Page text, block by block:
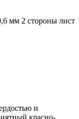
мм 2 стороны лист
и
красно-